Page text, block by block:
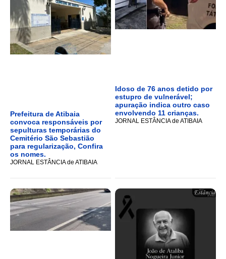
Prefeitura de Atibaia
convoca responsáveis por
sepulturas temporárias do
Cemitério São Sebastião
para regularização, Confira
os nomes.
JORNAL ESTÂNCIA de ATIBAIA
Idoso de 76 anos detido por
estupro de vulnerável;
apuração indica outro caso
envolvendo 11 crianças.
JORNAL ESTÂNCIA de ATIBAIA